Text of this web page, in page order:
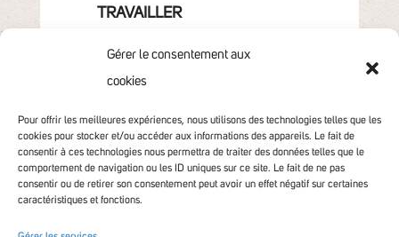
Gérer le consentement aux
cookies
Pour offrir les meilleures expériences, nous utilisons des technologies telles que les
cookies pour stocker et/ou accéder aux informations des appareils. Le fait de
consentir à ces technologies nous permettra de traiter des données telles que le
comportement de navigation ou les ID uniques sur ce site. Le fait de ne pas
consentir ou de retirer son consentement peut avoir un effet négatif sur certaines
caractéristiques et fonctions.
TRAVAILLER
CONTACT